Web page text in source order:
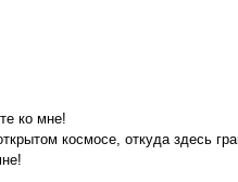
ко мне!
космосе, откуда здесь